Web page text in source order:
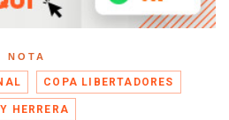
NOTA
COPA LIBERTADORES
HERRERA